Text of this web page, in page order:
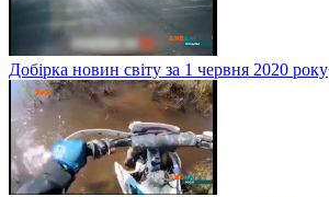
Добірка новин світу за 1 червня 2020 року